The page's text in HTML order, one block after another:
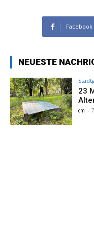
Facebook
NEUESTE
23
cm -